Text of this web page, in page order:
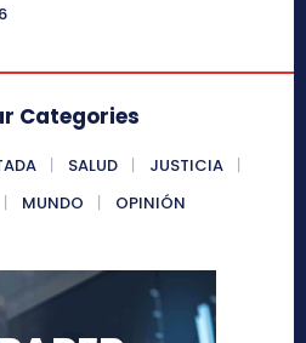
Categories
SALUD
JUSTICIA
MUNDO OPINIÓN